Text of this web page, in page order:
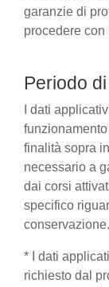
garanzie di
procedere con
Periodo
I dati
finalità sopra
necessario a
dai corsi
specifico
conservazione.
* I dati
richiesto dal